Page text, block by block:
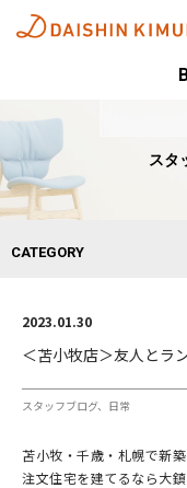
スタ
CATEGORY
2023.01.30
＜苫小牧店＞友人とラ
スタッフブログ 日常
苫小牧・千歳・札幌で新築
注文住宅を建てるなら大鎮